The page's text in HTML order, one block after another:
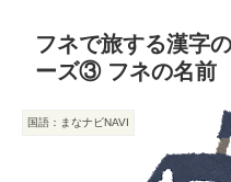
ダー
フネで旅する漢字
ーズ③ フネの名前
国語：まなナビNAVI